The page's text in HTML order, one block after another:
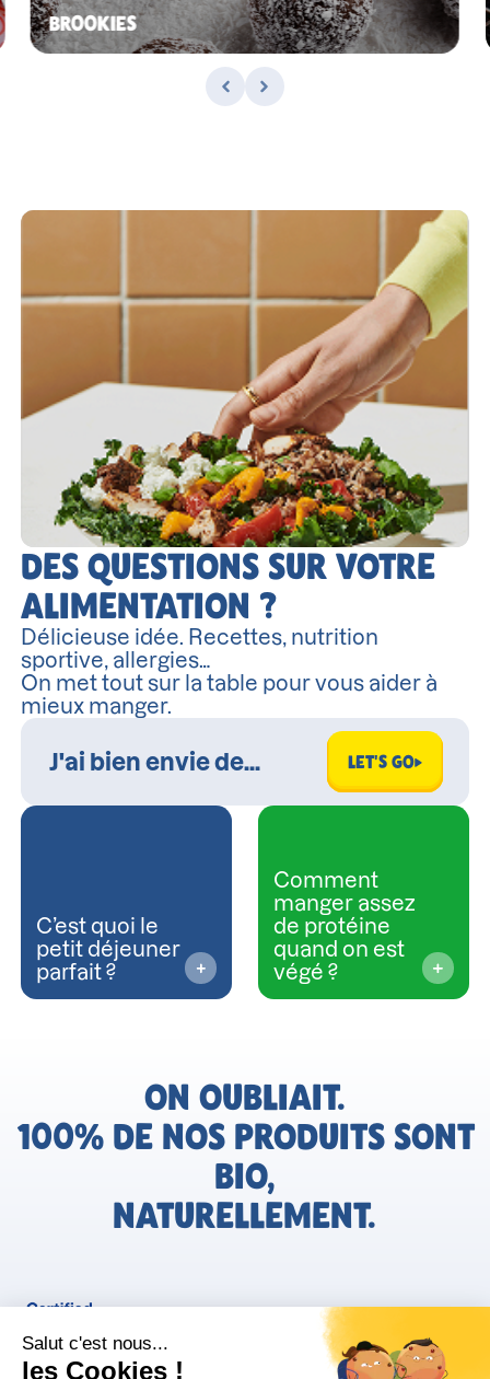
BROOKIES
DES QUESTIONS SUR VOTRE
ALIMENTATION ?
Délicieuse idée. Recettes, nutrition
sportive, allergies…
On met tout sur la table pour vous aider à
mieux manger.
LET'S GO
C’est quoi le
petit déjeuner
parfait ?
Comment
manger assez
de protéine
quand on est
végé ?
ON OUBLIAIT.
100% DE NOS PRODUITS SONT
BIO,
NATURELLEMENT.
FR